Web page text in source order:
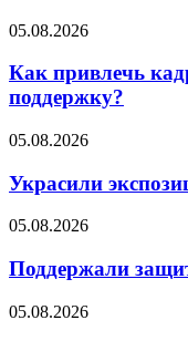
05.08.2026
Как привлечь
поддержку?
05.08.2026
Украсили
05.08.2026
Поддержали
05.08.2026